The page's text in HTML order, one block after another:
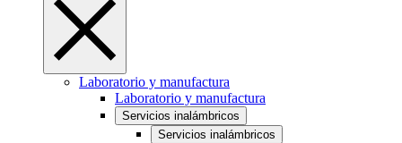
Laboratorio y manufactura
Laboratorio y manufactura
Servicios inalámbricos
Servicios inalámbricos